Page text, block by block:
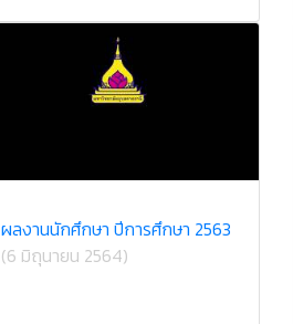
ผลงานนักศึกษา ปีการศึกษา 2563
(6 มิถุนายน 2564)